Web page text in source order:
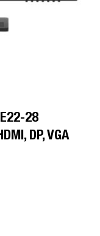
28
DP, VGA